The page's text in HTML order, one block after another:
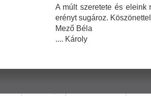
A múlt szeretete és eleink
erényt sugároz.
Mező Béla
.... Károly